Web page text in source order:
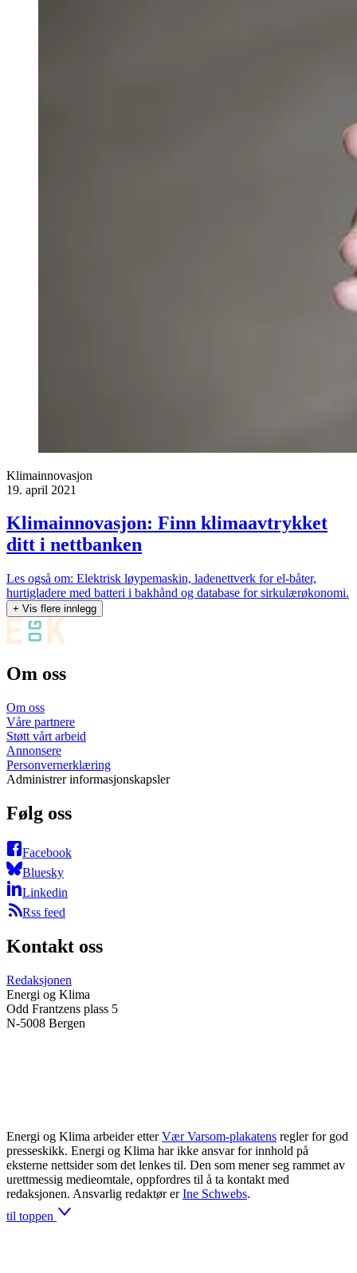
Klimainnovasjon
19. april 2021
Klimainnovasjon: Finn klimaavtrykket
ditt i nettbanken
Les også om: Elektrisk løypemaskin, ladenettverk for el-båter,
hurtigladere med batteri i bakhånd og database for sirkulærøkonomi.
+ Vis flere innlegg
Om oss
Om oss
Våre partnere
Støtt vårt arbeid
Annonsere
Personvernerklæring
Administrer informasjonskapsler
Følg oss
Facebook
Bluesky
Linkedin
Rss feed
Kontakt oss
Redaksjonen
Energi og Klima
Odd Frantzens plass 5
N-5008 Bergen
Energi og Klima arbeider etter Vær Varsom-plakatens regler for god
presseskikk. Energi og Klima har ikke ansvar for innhold på
eksterne nettsider som det lenkes til. Den som mener seg rammet av
urettmessig medieomtale, oppfordres til å ta kontakt med
redaksjonen. Ansvarlig redaktør er Ine Schwebs.
til toppen